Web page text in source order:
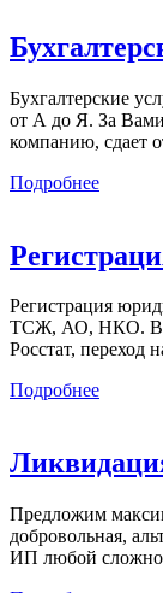
Бухгалтерские
от А до Я. За Вами
компанию, сдает
Подробнее
Регистрация
ТСЖ, АО, НКО.
Росстат, переход
Подробнее
Предложим
добровольная,
ИП любой